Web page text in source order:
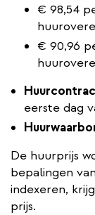
€ 98,54
€ 90,96
eerste dag
De huurprijs
bepalingen
indexeren,
prijs.